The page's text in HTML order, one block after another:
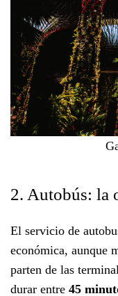
2. Autobús: la
El servicio de
económica, aunque
parten de las
durar entre 45